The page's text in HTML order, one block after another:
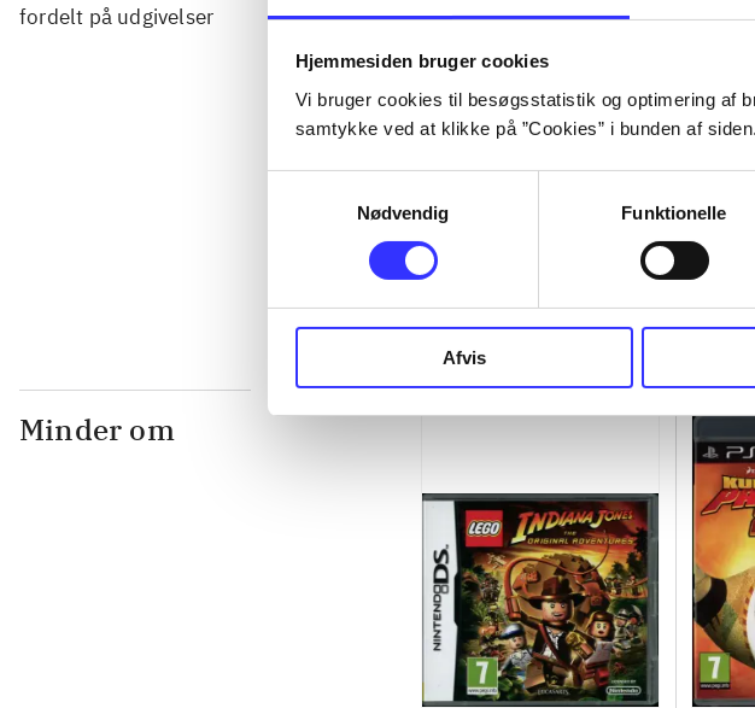
Hjemmesiden bruger cookies
Vi bruger cookies til besøgsstatistik og optimering af
samtykke ved at klikke på ”Cookies” i bunden af
Nødvendig
Funktionelle
Afvis
fordelt på udgivelser
...
...
...
Minder om